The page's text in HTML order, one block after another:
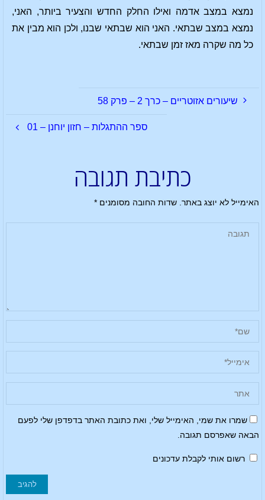
נמצא במצב אדמה ואילו החלק החדש והצעיר ביותר, האני,
נמצא במצב שבתאי. האני הוא שבתאי שבנו, ולכן הוא מבין את
כל מה שקרה מאז זמן שבתאי.
שיעורים אזוטריים – כרך 2 – פרק 58
ספר ההתגלות – חזון יוחנן – 01
כתיבת תגובה
האימייל לא יוצג באתר. שדות החובה מסומנים*
שמרו את שמי, האימייל שלי, ואת כתובת האתר בדפדפן שלי לפעם
הבאה שאפרסם תגובה.
רשום אותי לקבלת עדכונים